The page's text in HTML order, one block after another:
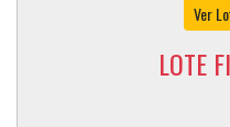
Ver
LOTE